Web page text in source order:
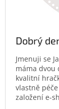
Dobrý
Jmenuji se
máma dvou
kvalitní
vlastně
založení e-